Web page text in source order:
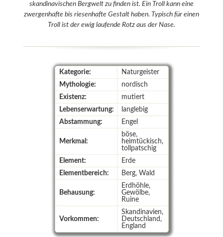
skandinavischen Bergwelt zu finden ist. Ein Troll kann eine
zwergenhafte bis riesenhafte Gestalt haben. Typisch für einen
Troll ist der ewig laufende Rotz aus der Nase.
Kategorie:
Naturgeister
Mythologie:
nordisch
Existenz:
mutiert
Lebenserwartung:
langlebig
Abstammung:
Engel
Merkmal:
böse,
heimtückisch,
tollpatschig
Element:
Erde
Elementbereich:
Berg, Wald
Behausung:
Erdhöhle,
Gewölbe,
Ruine
Vorkommen:
Skandinavien,
Deutschland,
England